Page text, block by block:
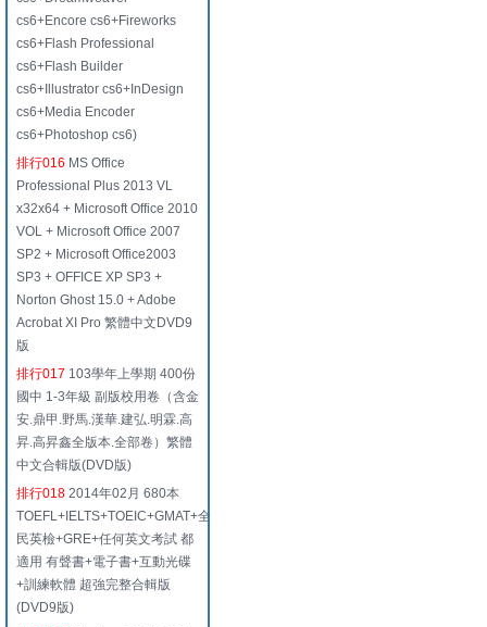
cs6+Encore cs6+Fireworks
cs6+Flash Professional
cs6+Flash Builder
cs6+Illustrator cs6+InDesign
cs6+Media Encoder
cs6+Photoshop cs6)
排行016 MS Office
Professional Plus 2013 VL
x32x64 + Microsoft Office 2010
VOL + Microsoft Office 2007
SP2 + Microsoft Office2003
SP3 + OFFICE XP SP3 +
Norton Ghost 15.0 + Adobe
Acrobat XI Pro 繁體中文DVD9
版
排行017 103學年上學期 400份
國中 1-3年級 副版校用卷（含金
安.鼎甲.野馬.漢華.建弘.明霖.高
昇.高昇鑫全版本.全部卷）繁體
中文合輯版(DVD版)
排行018 2014年02月 680本
TOEFL+IELTS+TOEIC+GMAT+全
民英檢+GRE+任何英文考試 都
適用 有聲書+電子書+互動光碟
+訓練軟體 超強完整合輯版
(DVD9版)